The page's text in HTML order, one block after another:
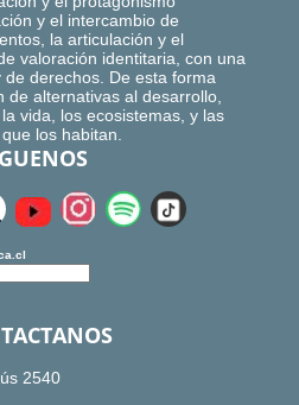
y el intercambio de
la articulación y el
valoración identitaria, con una
derechos. De esta forma
de alternativas al desarrollo,
vida, los ecosistemas, y las
los habitan.
2540